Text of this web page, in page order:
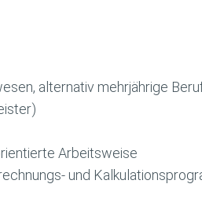
alternativ mehrjährige
Arbeitsweise
und